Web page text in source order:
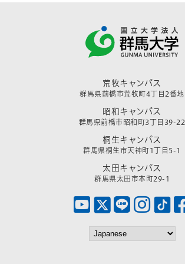
荒牧キャンパス
群馬県前橋市荒牧町4丁目2番地
昭和キャンパス
群馬県前橋市昭和町3丁目39-22
桐生キャンパス
群馬県桐生市天神町1丁目5-1
太田キャンパス
群馬県太田市本町29-1